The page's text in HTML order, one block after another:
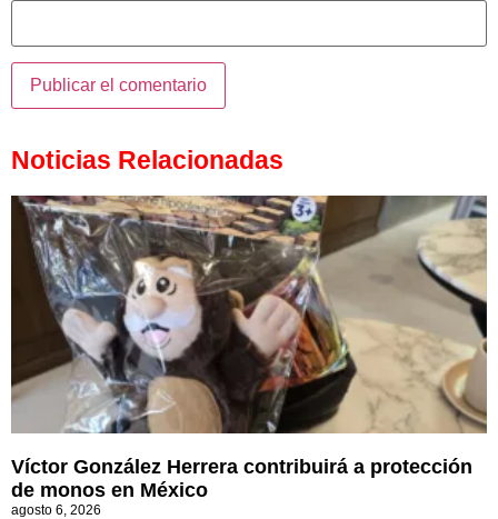
Noticias Relacionadas
Víctor González Herrera contribuirá a protección
de monos en México
agosto 6, 2026